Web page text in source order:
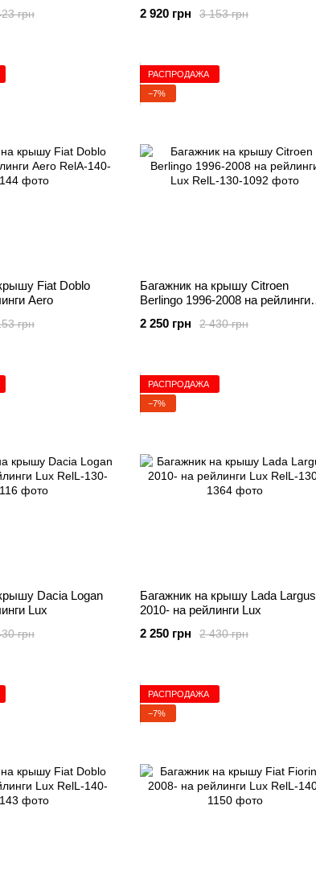
грн 3 153 грн
2 920 грн
Fiat Doblo
Aero
грн
РАСПРОДАЖА
−7%
Багажник на крышу Citroen
Berlingo 1996-2008 на рейлинги
2 430 грн
2 250 грн
Dacia Logan
Lux
грн
РАСПРОДАЖА
−7%
Багажник на крышу Lada Largus
2010- на рейлинги Lux
2 430 грн
2 250 грн
РАСПРОДАЖА
−7%